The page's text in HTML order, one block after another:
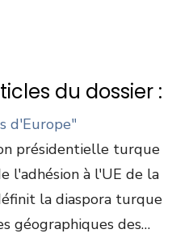
du dossier :
d'Europe"
présidentielle turque
l'adhésion à l'UE de la
la diaspora turque
géographiques des…